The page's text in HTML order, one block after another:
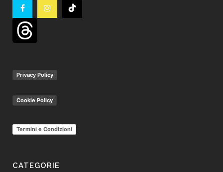
Privacy Policy
Cookie Policy
Termini e Condizioni
CATEGORIE